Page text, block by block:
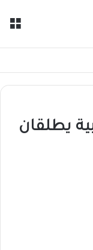
يطلقان